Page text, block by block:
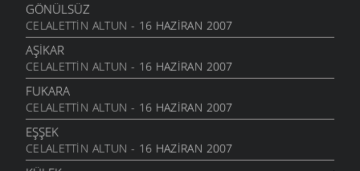
GÖNÜLSÜZ
CELALETTIN ALTUN - 16 HAZIRAN 2007
AŞIKAR
CELALETTIN ALTUN - 16 HAZIRAN 2007
FUKARA
CELALETTIN ALTUN - 16 HAZIRAN 2007
EŞŞEK
CELALETTIN ALTUN - 16 HAZIRAN 2007